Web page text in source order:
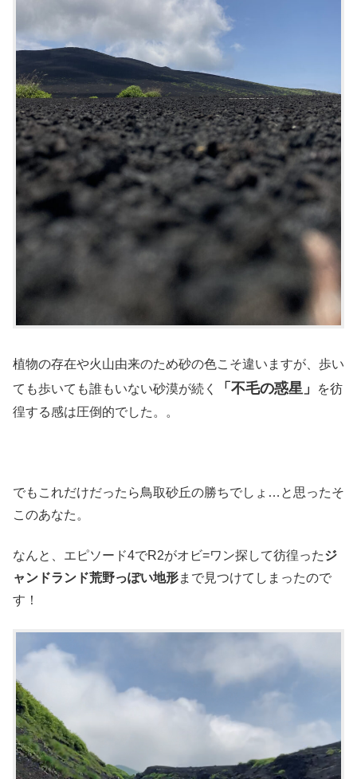
植物の存在や火山由来のため砂の色こそ違いますが、歩い
ても歩いても誰もいない砂漠が続く
「不毛の惑星」
を彷
徨する感は圧倒的でした。。
でもこれだけだったら鳥取砂丘の勝ちでしょ…と思ったそ
このあなた。
なんと、エピソード4でR2がオビ=ワン探して彷徨ったジ
ャンドランド荒野っぽい地形まで見つけてしまったので
す！